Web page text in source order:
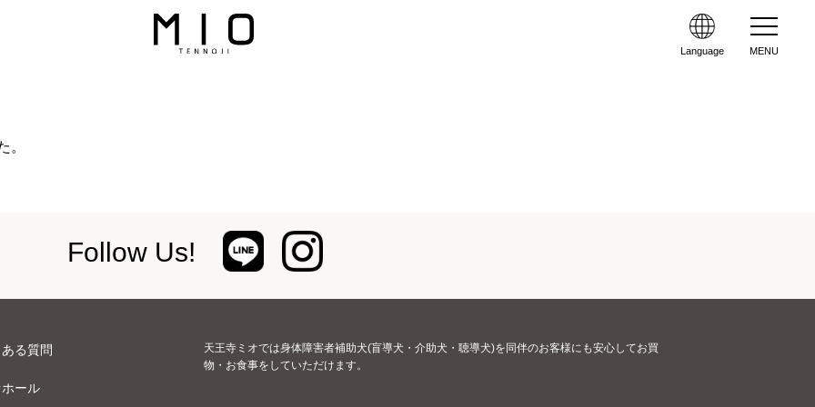
Language MENU
。
Follow Us!
る質問
ール
天王寺ミオでは身体障害者補助犬(盲導犬・介助犬・聴導犬)を同伴のお客様にも安心してお買
物・お食事をしていただけます。